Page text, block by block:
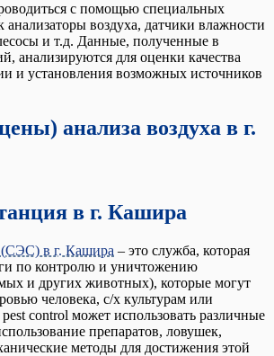
с помощью специальных
анализаторы воздуха, датчики влажности
и т.д. Данные, полученные в
анализируются для оценки качества
и установления возможных источников
анализа воздуха в г.
в г. Кашира
в г. Кашира – это служба, которая
по контролю и уничтожению
и других животных), которые могут
человека, с/х культурам или
control может использовать различные
препаратов, ловушек,
методы для достижения этой